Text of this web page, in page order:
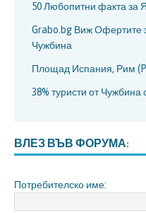
50 Любопитни факта за
Grabo.bg Виж Офертите
Чужбина
Площад Испания, Рим
38% туристи от
ВЛЕЗ ВЪВ ФОРУМА:
Потребителско име: